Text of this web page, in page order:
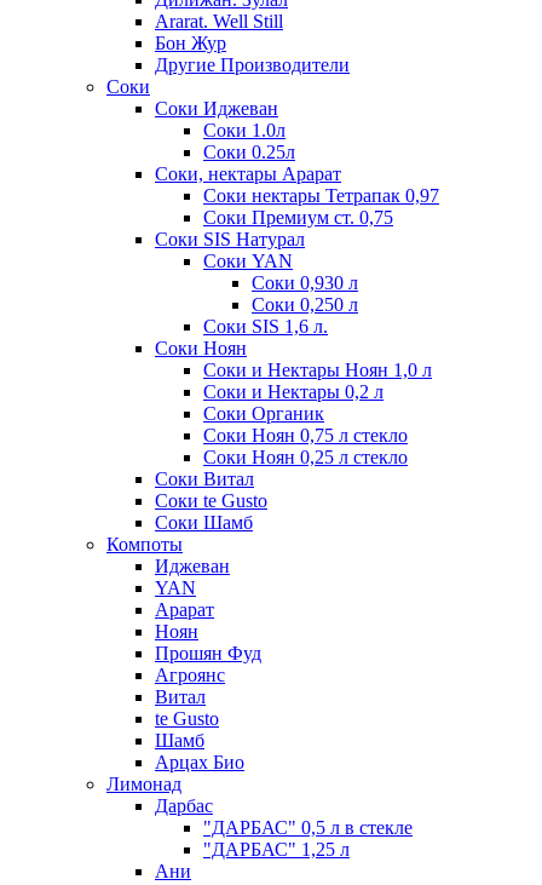
Ararat. Well Still
Бон Жур
Другие Производители
Соки
Соки Иджеван
Соки 1.0л
Соки 0.25л
Соки, нектары Арарат
Соки нектары Тетрапак 0,97
Соки Премиум ст. 0,75
Соки SIS Натурал
Соки YAN
Соки 0,930 л
Соки 0,250 л
Соки SIS 1,6 л.
Соки Ноян
Соки и Нектары Ноян 1,0 л
Соки и Нектары 0,2 л
Соки Органик
Соки Ноян 0,75 л стекло
Соки Ноян 0,25 л стекло
Соки Витал
Соки te Gusto
Соки Шамб
Компоты
Иджеван
YAN
Арарат
Ноян
Прошян Фуд
Агроянс
Витал
te Gusto
Шамб
Арцах Био
Лимонад
Дарбас
"ДАРБАС" 0,5 л в стекле
"ДАРБАС" 1,25 л
Ани